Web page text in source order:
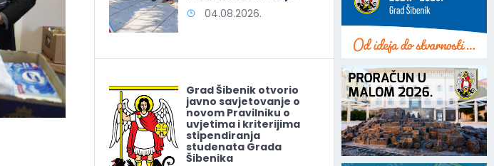
04.08.2026.
Grad Šibenik otvorio
javno savjetovanje o
novom Pravilniku o
uvjetima i kriterijima
stipendiranja
studenata Grada
Šibenika